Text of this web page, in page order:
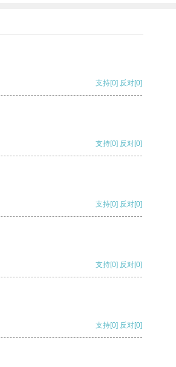
支持[0] 反对[0]
支持[0] 反对[0]
支持[0] 反对[0]
支持[0] 反对[0]
支持[0] 反对[0]